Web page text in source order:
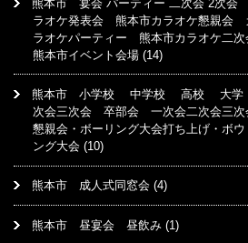
熊本市 宴会 パーティー 二次会 2次
ラオケ発表会 熊本市カラオケ懇親会
ラオケパーティー 熊本市カラオケ二
熊本市イベント会場 (14)
熊本市 小学校 中学校 高校 大学
次会三次会 卒部会 一次会二次会三
懇親会・ボーリング大会打ち上げ・ボ
ング大会 (10)
熊本市 成人式同窓会 (4)
熊本市 昼宴会 昼飲み (1)